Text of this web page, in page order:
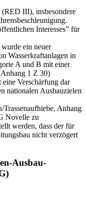
III), insbesondere
Interesses” für
ein neuer
Wasserkraftanlagen in
A und B mit einer
1 Z 30)
Verschärfung dar
nationalen Ausbauzielen
Anhang
Novelle zu
werden, dass der für
nicht verzögert
Ausbau-